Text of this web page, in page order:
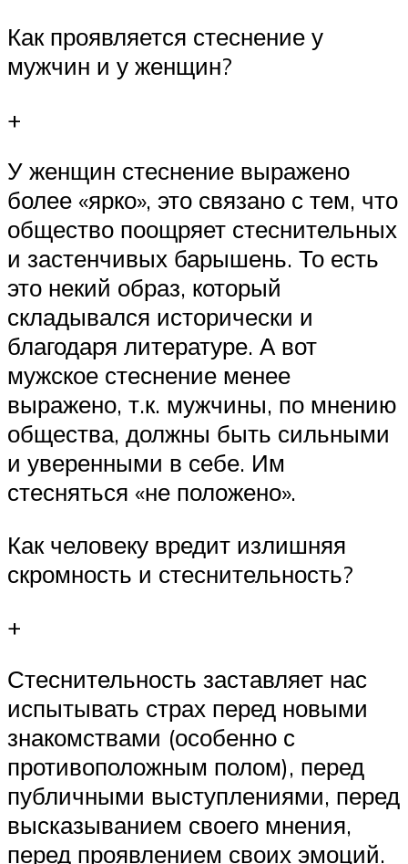
Как проявляется стеснение у
мужчин и у женщин?
+
У женщин стеснение выражено
более «ярко», это связано с тем, что
общество поощряет стеснительных
и застенчивых барышень. То есть
это некий образ, который
складывался исторически и
благодаря литературе. А вот
мужское стеснение менее
выражено, т.к. мужчины, по мнению
общества, должны быть сильными
и уверенными в себе. Им
стесняться «не положено».
Как человеку вредит излишняя
скромность и стеснительность?
+
Стеснительность заставляет нас
испытывать страх перед новыми
знакомствами (особенно с
противоположным полом), перед
публичными выступлениями, перед
высказыванием своего мнения,
перед проявлением своих эмоций.